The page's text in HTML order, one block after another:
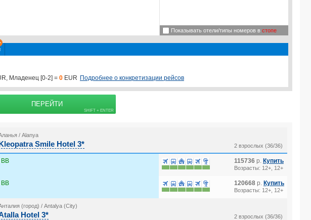
Показывать отели/типы номеров в стопе
Младенец [0-2] = 0 EUR Подробнее о конкретизации рейсов
Подробнее о страховке
ПЕРЕЙТИ
/ Alanya
Smile Hotel 3* 2 взрослых (36/36)
115736 р. Купить
Возрасты: 12+, 12+
120668 р. Купить
Возрасты: 12+, 12+
(город) / Antalya (City)
Hotel 3* 2 взрослых (36/36)